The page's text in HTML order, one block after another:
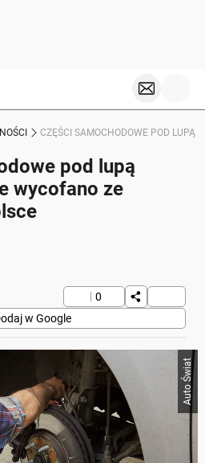
CZĘŚCI SAMOCHODOWE POD LUPĄ
pod lupą
wycofano ze
0
w Google
Auto Świat